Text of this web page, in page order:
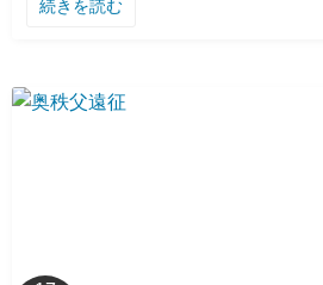
続きを読む